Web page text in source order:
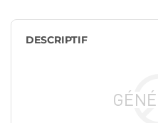
DESCRIPTIF